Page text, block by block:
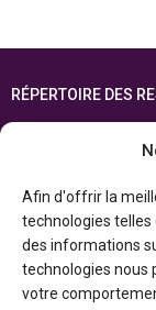
Afin d'offrir la
technologies telles
des informations
technologies nous
votre
RÉPERTOIRE DES
ENGLISH
Cette ressource est
l’Ontario et du
Patrimoine canadien